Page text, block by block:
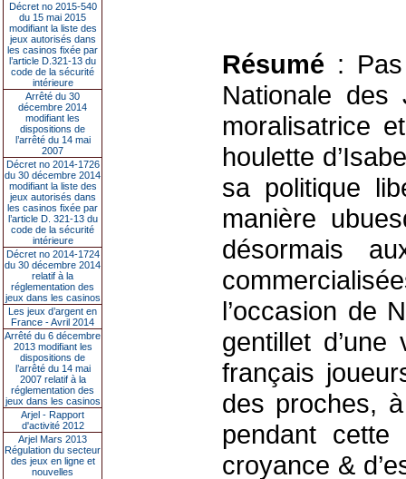
Décret no 2015-540
du 15 mai 2015
modifiant la liste des
jeux autorisés dans
les casinos fixée par
l’article D.321-13 du
code de la sécurité
intérieure
Arrêté du 30
décembre 2014
modifiant les
dispositions de
l’arrêté du 14 mai
2007
Décret no 2014-1726
du 30 décembre 2014
modifiant la liste des
jeux autorisés dans
les casinos fixée par
l’article D. 321-13 du
code de la sécurité
intérieure
Décret no 2014-1724
du 30 décembre 2014
relatif à la
réglementation des
jeux dans les casinos
Les jeux d’argent en
France - Avril 2014
Arrêté du 6 décembre
2013 modifiant les
dispositions de
l’arrêté du 14 mai
2007 relatif à la
réglementation des
jeux dans les casinos
Arjel - Rapport
d'activité 2012
Arjel Mars 2013
Régulation du secteur
des jeux en ligne et
nouvelles
Résumé :
Nationale
moralisatrice
houlette
sa politique
manière
désormais
l’occasion de
gentillet
français
des proches,
pendant
croyance &